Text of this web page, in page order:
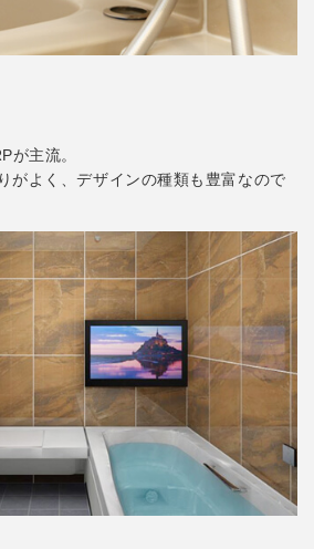
が主流。
がよく、デザインの種類も豊富なので